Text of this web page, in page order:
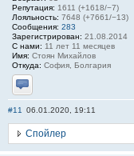
Репутация: 1611 (+1618/−7)
Лояльность: 7648 (+7661/−13)
Сообщения: 283
Зарегистрирован: 21.08.2014
С нами: 11 лет 11 месяцев
Имя: Стоян Михайлов
Откуда: София, Болгария
Отправить личное
#11 06.01.2020, 19:11
Спойлер